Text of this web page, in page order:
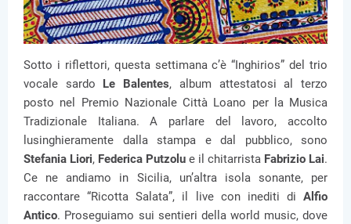
Sotto i riflettori, questa settimana c’è “Inghirios” del trio
vocale sardo
Le Balentes, album attestatosi al terzo
posto nel Premio Nazionale Città Loano per la Musica
Tradizionale Italiana. A parlare del lavoro, accolto
lusinghieramente dalla stampa e dal pubblico, sono
Stefania Liori, Federica Putzolu e il chitarrista Fabrizio Lai.
Ce ne andiamo in Sicilia, un’altra isola sonante, per
raccontare “Ricotta Salata”, il live con inediti di Alfio
Antico. Proseguiamo sui sentieri della world music, dove